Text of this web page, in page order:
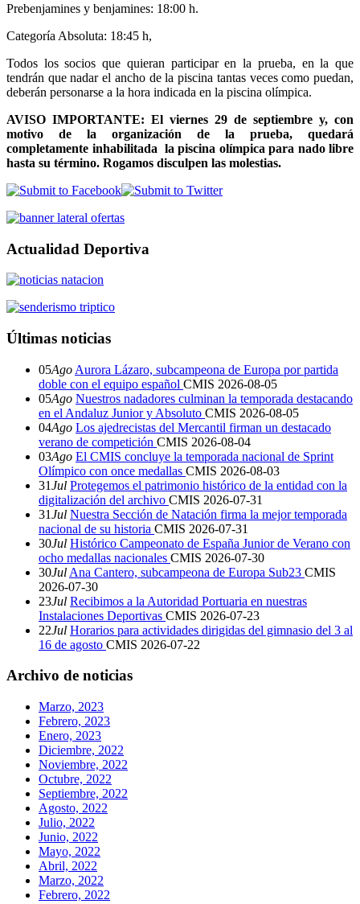
Prebenjamines y benjamines: 18:00 h.
Categoría Absoluta: 18:45 h,
Todos los socios que quieran participar en la prueba, en la que
tendrán que nadar el ancho de la piscina tantas veces como puedan,
deberán personarse a la hora indicada en la piscina olímpica.
AVISO IMPORTANTE: El viernes 29 de septiembre y, con
motivo de la organización de la prueba, quedará
completamente inhabilitada la piscina olímpica para nado libre
hasta su término. Rogamos disculpen las molestias.
Actualidad Deportiva
Últimas noticias
05Ago Aurora Lázaro, subcampeona de Europa por partida
doble con el equipo español CMIS 2026-08-05
05Ago Nuestros nadadores culminan la temporada destacando
en el Andaluz Junior y Absoluto CMIS 2026-08-05
04Ago Los ajedrecistas del Mercantil firman un destacado
verano de competición CMIS 2026-08-04
03Ago El CMIS concluye la temporada nacional de Sprint
Olímpico con once medallas CMIS 2026-08-03
31Jul Protegemos el patrimonio histórico de la entidad con la
digitalización del archivo CMIS 2026-07-31
31Jul Nuestra Sección de Natación firma la mejor temporada
nacional de su historia CMIS 2026-07-31
30Jul Histórico Campeonato de España Junior de Verano con
ocho medallas nacionales CMIS 2026-07-30
30Jul Ana Cantero, subcampeona de Europa Sub23 CMIS
2026-07-30
23Jul Recibimos a la Autoridad Portuaria en nuestras
Instalaciones Deportivas CMIS 2026-07-23
22Jul Horarios para actividades dirigidas del gimnasio del 3 al
16 de agosto CMIS 2026-07-22
Archivo de noticias
Marzo, 2023
Febrero, 2023
Enero, 2023
Diciembre, 2022
Noviembre, 2022
Octubre, 2022
Septiembre, 2022
Agosto, 2022
Julio, 2022
Junio, 2022
Mayo, 2022
Abril, 2022
Marzo, 2022
Febrero, 2022